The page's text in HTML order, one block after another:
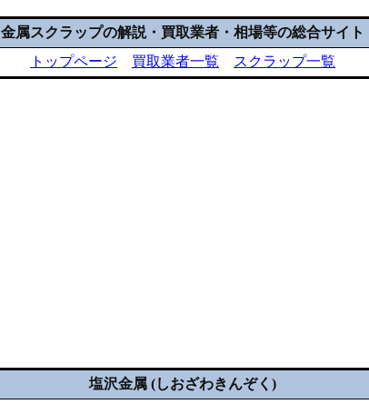
金属スクラップの解説・買取業者・相場等の総合サイト
トップページ
買取業者一覧 スクラップ一覧
塩沢金属 (しおざわきんぞく)